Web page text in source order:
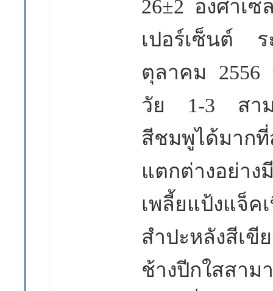
26±2 องศาเ
เปอร์เซ็นต์ ร
ตุลาคม 2556
วัย 1-3 สาม
สีชมพูได้มาก
แตกต่างอย่า
เพลี้ยแป้งแจ็ค
สำปะหลังสีเขี
ช้างปีกใสสาม